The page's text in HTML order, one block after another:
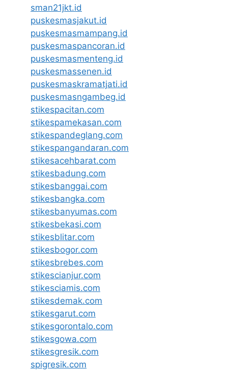
sman21jkt.id
puskesmasjakut.id
puskesmasmampang.id
puskesmaspancoran.id
puskesmasmenteng.id
puskesmassenen.id
puskesmaskramatjati.id
puskesmasngambeg.id
stikespacitan.com
stikespamekasan.com
stikespandeglang.com
stikespangandaran.com
stikesacehbarat.com
stikesbadung.com
stikesbanggai.com
stikesbangka.com
stikesbanyumas.com
stikesbekasi.com
stikesblitar.com
stikesbogor.com
stikesbrebes.com
stikescianjur.com
stikesciamis.com
stikesdemak.com
stikesgarut.com
stikesgorontalo.com
stikesgowa.com
stikesgresik.com
spigresik.com